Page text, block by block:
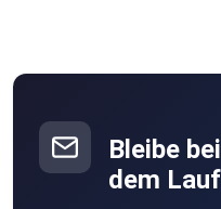
Bleibe
dem